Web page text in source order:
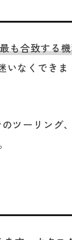
も合致する
いなくできま
ツーリング